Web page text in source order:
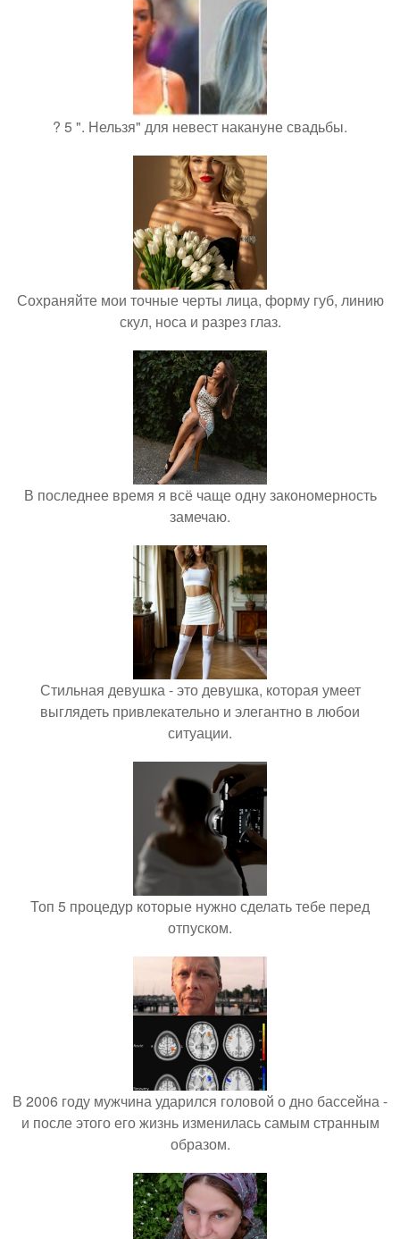
? 5 ". Нельзя" для невест накануне свадьбы.
Сохраняйте мои точные черты лица, форму губ, линию
скул, носа и разрез глаз.
В последнее время я всё чаще одну закономерность
замечаю.
Стильная девушка - это девушка, которая умеет
выглядеть привлекательно и элегантно в любои
ситуации.
Топ 5 процедур которые нужно сделать тебе перед
отпуском.
В 2006 году мужчина ударился головой о дно бассейна -
и после этого его жизнь изменилась самым странным
образом.